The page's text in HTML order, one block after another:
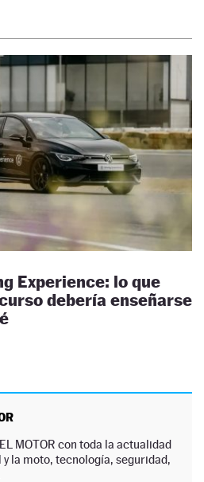
Experience: lo que
debería enseñarse
MOTOR con toda la actualidad
la moto, tecnología, seguridad,